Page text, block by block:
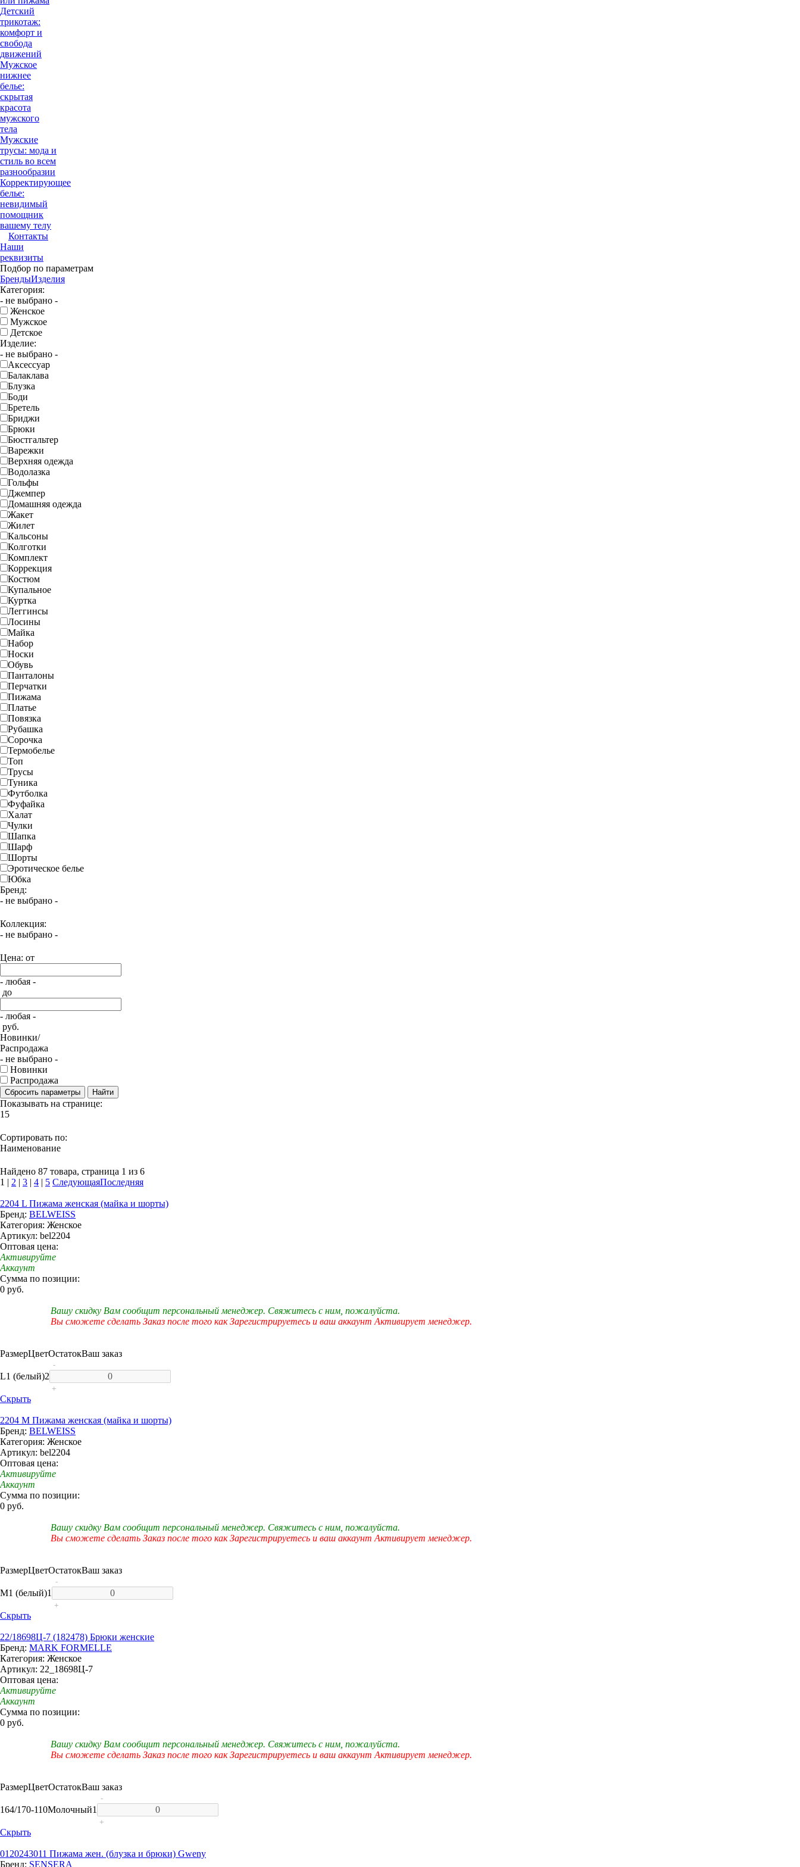
Детский
трикотаж:
комфорт и
свобода
движений
Мужское
нижнее
белье:
скрытая
красота
мужского
тела
Мужские
трусы: мода и
стиль во всем
разнообразии
Корректирующее
белье:
невидимый
помощник
вашему телу
Контакты
Наши
реквизиты
Подбор по параметрам
БрендыИзделия
Категория:
- не выбрано -
Женское
Мужское
Детское
Изделие:
- не выбрано -
Аксессуар
Балаклава
Блузка
Боди
Бретель
Бриджи
Брюки
Бюстгальтер
Варежки
Верхняя одежда
Водолазка
Гольфы
Джемпер
Домашняя одежда
Жакет
Жилет
Кальсоны
Колготки
Комплект
Коррекция
Костюм
Купальное
Куртка
Леггинсы
Лосины
Майка
Набор
Носки
Обувь
Панталоны
Перчатки
Пижама
Платье
Повязка
Рубашка
Сорочка
Термобелье
Топ
Трусы
Туника
Футболка
Фуфайка
Халат
Чулки
Шапка
Шарф
Шорты
Эротическое белье
Юбка
Бренд:
- не выбрано -
Коллекция:
- не выбрано -
Цена: от
- любая -
до
- любая -
руб.
Новинки/
Распродажа
- не выбрано -
Новинки
Распродажа
Сбросить параметры Найти
Показывать на странице:
15
Сортировать по:
Наименование
Найдено 87 товара, страница 1 из 6
1 | 2 | 3 | 4 | 5 СледующаяПоследняя
2204 L Пижама женская (майка и шорты)
Бренд: BELWEISS
Категория: Женское
Артикул: bel2204
Оптовая цена:
Активируйте
Аккаунт
Сумма по позиции:
0 руб.
Вашу скидку Вам сообщит персональный менеджер. Свяжитесь с ним, пожалуйста.
Вы сможете сделать Заказ после того как Зарегистрируетесь и ваш аккаунт Активирует менеджер.
РазмерЦветОстатокВаш заказ
L1 (белый)2
-
+
Скрыть
2204 M Пижама женская (майка и шорты)
Бренд: BELWEISS
Категория: Женское
Артикул: bel2204
Оптовая цена:
Активируйте
Аккаунт
Сумма по позиции:
0 руб.
Вашу скидку Вам сообщит персональный менеджер. Свяжитесь с ним, пожалуйста.
Вы сможете сделать Заказ после того как Зарегистрируетесь и ваш аккаунт Активирует менеджер.
РазмерЦветОстатокВаш заказ
M1 (белый)1
-
+
Скрыть
22/18698Ц-7 (182478) Брюки женские
Бренд: MARK FORMELLE
Категория: Женское
Артикул: 22_18698Ц-7
Оптовая цена:
Активируйте
Аккаунт
Сумма по позиции:
0 руб.
Вашу скидку Вам сообщит персональный менеджер. Свяжитесь с ним, пожалуйста.
Вы сможете сделать Заказ после того как Зарегистрируетесь и ваш аккаунт Активирует менеджер.
РазмерЦветОстатокВаш заказ
164/170-110Молочный1
-
+
Скрыть
0120243011 Пижама жен. (блузка и брюки) Gweny
Бренд: SENSERA